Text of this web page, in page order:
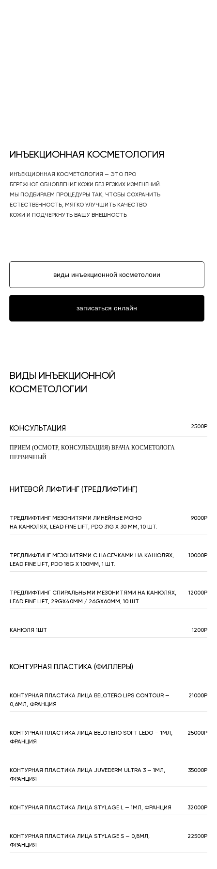
ИНЪЕКЦИОННАЯ КОСМЕТОЛОГИЯ
ИНЪЕКЦИОННАЯ КОСМЕТОЛОГИЯ — ЭТО ПРО
БЕРЕЖНОЕ ОБНОВЛЕНИЕ КОЖИ БЕЗ РЕЗКИХ ИЗМЕНЕНИЙ.
МЫ ПОДБИРАЕМ ПРОЦЕДУРЫ ТАК, ЧТОБЫ СОХРАНИТЬ
ЕСТЕСТВЕННОСТЬ, МЯГКО УЛУЧШИТЬ КАЧЕСТВО
КОЖИ И ПОДЧЕРКНУТЬ ВАШУ ВНЕШНОСТЬ
виды инъекционной косметолоии
записаться онлайн
ВИДЫ ИНЪЕКЦИОННОЙ
КОСМЕТОЛОГИИ
КОНСУЛЬТАЦИЯ 2500Р
ПРИЕМ (ОСМОТР, КОНСУЛЬТАЦИЯ) ВРАЧА КОСМЕТОЛОГА
ПЕРВИЧНЫЙ
НИТЕВОЙ ЛИФТИНГ (ТРЕДЛИФТИНГ)
ТРЕДЛИФТИНГ МЕЗОНИТЯМИ ЛИНЕЙНЫЕ МОНО
НА КАНЮЛЯХ, LEAD FINE LIFT, PDO 31G Х 30 MM, 10 ШТ.
9000Р
ТРЕДЛИФТИНГ МЕЗОНИТЯМИ С НАСЕЧКАМИ НА КАНЮЛЯХ,
LEAD FINE LIFT, PDO 18G Х 100MM, 1 ШТ.
10000Р
ТРЕДЛИФТИНГ СПИРАЛЬНЫМИ МЕЗОНИТЯМИ НА КАНЮЛЯХ,
LEAD FINE LIFT, 29GХ40MM / 26GХ60MM, 10 ШТ.
12000Р
КАНЮЛЯ 1ШТ 1200Р
КОНТУРНАЯ ПЛАСТИКА (ФИЛЛЕРЫ)
КОНТУРНАЯ ПЛАСТИКА ЛИЦА BELOTERO LIPS CONTOUR —
0,6МЛ, ФРАНЦИЯ
21000Р
КОНТУРНАЯ ПЛАСТИКА ЛИЦА BELOTERO SOFT LEDO — 1МЛ,
ФРАНЦИЯ
25000Р
КОНТУРНАЯ ПЛАСТИКА ЛИЦА JUVEDERM ULTRA 3 — 1МЛ,
ФРАНЦИЯ
35000Р
КОНТУРНАЯ ПЛАСТИКА ЛИЦА STYLAGE L — 1МЛ, ФРАНЦИЯ 32000Р
КОНТУРНАЯ ПЛАСТИКА ЛИЦА STYLAGE S — 0,8МЛ,
ФРАНЦИЯ
22500Р